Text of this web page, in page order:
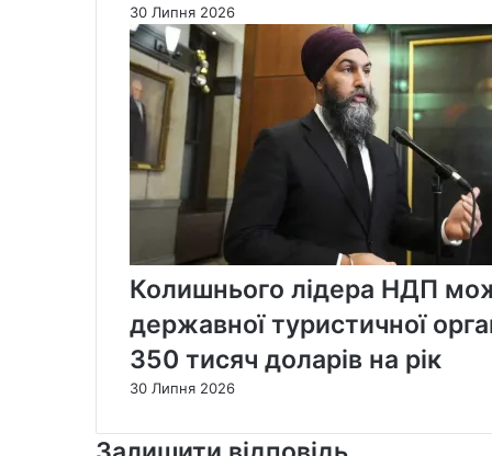
30 Липня 2026
Колишнього лідера НДП
державної туристичної
350 тисяч доларів на рік
30 Липня 2026